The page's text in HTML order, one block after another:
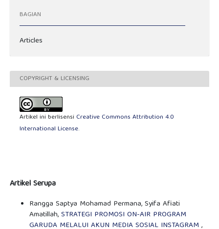
BAGIAN
Articles
COPYRIGHT & LICENSING
Artikel ini berlisensi Creative Commons Attribution 4.0
International License.
Artikel Serupa
Rangga Saptya Mohamad Permana, Syifa Afiati
Amatillah,STRATEGI PROMOSI ON-AIR PROGRAM
GARUDA MELALUI AKUN MEDIA SOSIAL INSTAGRAM,